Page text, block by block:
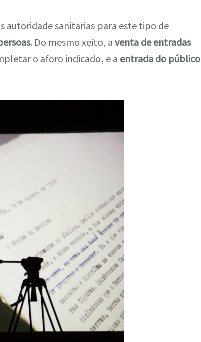
autoridade sanitarias para este tipo de
. Do mesmo xeito, a venta de entradas
o aforo indicado, e a entrada do público